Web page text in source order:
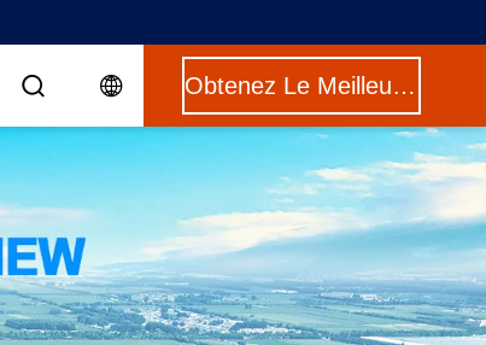
Obtenez Le Meilleur Prix